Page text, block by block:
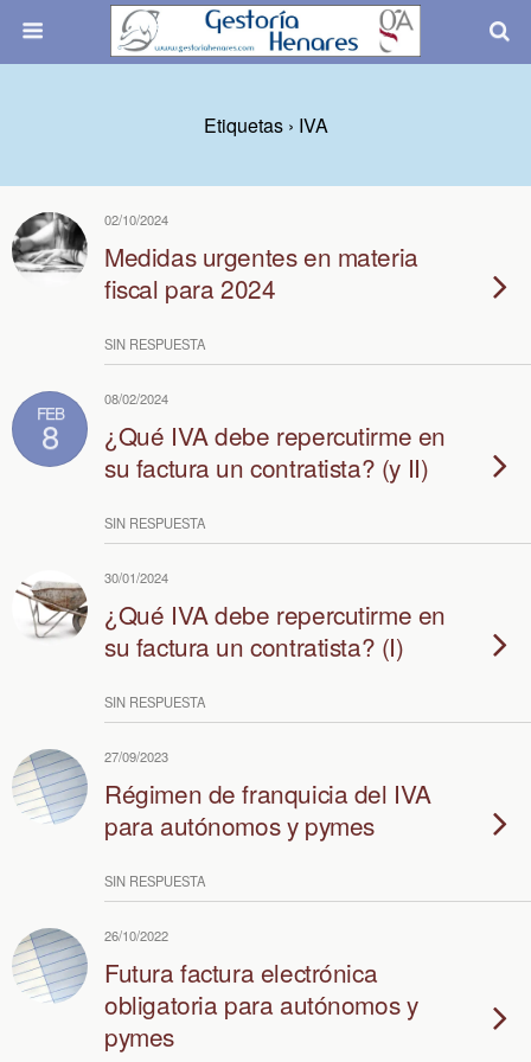
Etiquetas › IVA
02/10/2024
Medidas urgentes en materia
fiscal para 2024
SIN RESPUESTA
FEB
8
08/02/2024
¿Qué IVA debe repercutirme en
su factura un contratista? (y II)
SIN RESPUESTA
30/01/2024
¿Qué IVA debe repercutirme en
su factura un contratista? (I)
SIN RESPUESTA
27/09/2023
Régimen de franquicia del IVA
para autónomos y pymes
SIN RESPUESTA
26/10/2022
Futura factura electrónica
obligatoria para autónomos y
pymes